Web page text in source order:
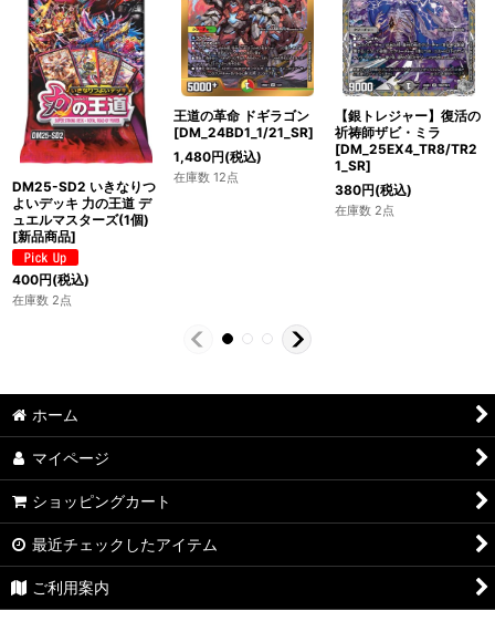
DM25-SD2 いきなりつ
よいデッキ 力の王道 デ
ュエルマスターズ(1個)
[新品商品]
400円(税込)
在庫数 2点
王道の革命 ドギラゴン
[DM_24BD1_1/21_SR]
1,480円(税込)
在庫数 12点
【銀トレジャー】復活の
祈祷師ザビ・ミラ
[DM_25EX4_TR8/TR2
1_SR]
380円(税込)
在庫数 2点
ホーム
マイページ
ショッピングカート
最近チェックしたアイテム
ご利用案内